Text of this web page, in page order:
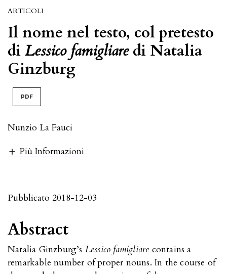
ARTICOLI
Il nome nel testo, col pretesto
diLessico famigliaredi Natalia
Ginzburg
PDF
Nunzio La Fauci
Più Informazioni
Pubblicato 2018-12-03
Abstract
Natalia Ginzburg’s Lessico famigliare contains a
remarkable number of proper nouns. In the course of